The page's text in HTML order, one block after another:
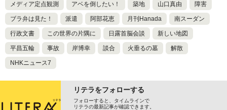
メディア定点観測 アベを倒したい！ 築地 山口真由 障害
ブラ弁は見た！ 派遣 阿部花恵 月刊Hanada 南スーダン
行政文書 この世界の片隅に 日露首脳会談 新しい地図
平昌五輪 事故 岸博幸 談合 火垂るの墓 解散
NHKニュース7
リテラをフォローする
フォローすると、タイムラインで
リテラの最新記事が確認できます。